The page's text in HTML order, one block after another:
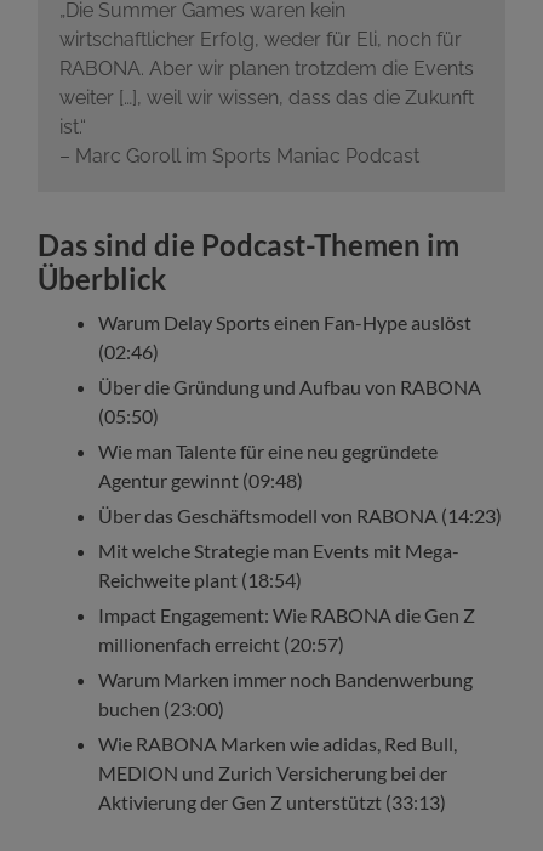
„Die Summer Games waren kein
wirtschaftlicher Erfolg, weder für Eli, noch für
RABONA. Aber wir planen trotzdem die Events
weiter […], weil wir wissen, dass das die Zukunft
ist.“
– Marc Goroll im Sports Maniac Podcast
Das sind die Podcast-Themen im
Überblick
Warum Delay Sports einen Fan-Hype auslöst
(02:46)
Über die Gründung und Aufbau von RABONA
(05:50)
Wie man Talente für eine neu gegründete
Agentur gewinnt (09:48)
Über das Geschäftsmodell von RABONA (14:23)
Mit welche Strategie man Events mit Mega-
Reichweite plant (18:54)
Impact Engagement: Wie RABONA die Gen Z
millionenfach erreicht (20:57)
Warum Marken immer noch Bandenwerbung
buchen (23:00)
Wie RABONA Marken wie adidas, Red Bull,
MEDION und Zurich Versicherung bei der
Aktivierung der Gen Z unterstützt (33:13)